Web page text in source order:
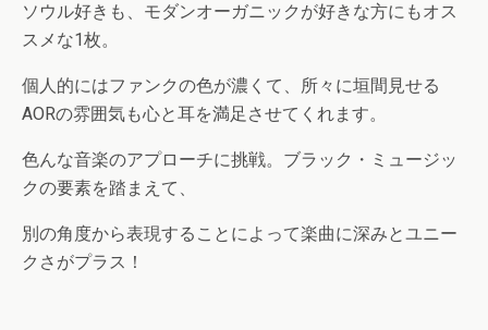
ソウル好きも、モダンオーガニックが好きな方にもオス
スメな1枚。
個人的にはファンクの色が濃くて、所々に垣間見せる
AORの雰囲気も心と耳を満足させてくれます。
色んな音楽のアプローチに挑戦。ブラック・ミュージッ
クの要素を踏まえて、
別の角度から表現することによって楽曲に深みとユニー
クさがプラス！